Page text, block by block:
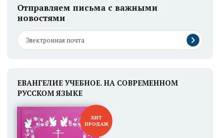
Отправляем письма с важными
новостями
ЕВАНГЕЛИЕ УЧЕБНОЕ. НА СОВРЕМЕННОМ
РУССКОМ ЯЗЫКЕ
ХИТ
ПРОДАЖ